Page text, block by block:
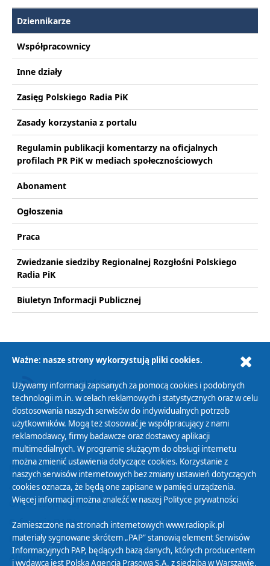
Dziennikarze
Współpracownicy
Inne działy
Zasięg Polskiego Radia PiK
Zasady korzystania z portalu
Regulamin publikacji komentarzy na oficjalnych
profilach PR PiK w mediach społecznościowych
Abonament
Ogłoszenia
Praca
Zwiedzanie siedziby Regionalnej Rozgłośni Polskiego
Radia PiK
Biuletyn Informacji Publicznej
AKTUALNOŚCI RSS
Polityka Prywatności
Zasady korzystania z Serwisu
Organizacje Pożytku Publicznego
Cyfryzacja DAB+
Polityka ochrony danych osobowych
Abonament
Ważne: nasze strony wykorzystują pliki cookies.
Używamy informacji zapisanych za pomocą cookies i podobnych
technologii m.in. w celach reklamowych i statystycznych oraz w celu
dostosowania naszych serwisów do indywidualnych potrzeb
użytkowników. Mogą też stosować je współpracujący z nami
reklamodawcy, firmy badawcze oraz dostawcy aplikacji
multimedialnych. W programie służącym do obsługi internetu
można zmienić ustawienia dotyczące cookies. Korzystanie z
naszych serwisów internetowych bez zmiany ustawień dotyczących
cookies oznacza, że będą one zapisane w pamięci urządzenia.
Więcej informacji można znaleźć w naszej Polityce prywatności
Zamieszczone na stronach internetowych www.radiopik.pl
materiały sygnowane skrótem „PAP” stanowią element Serwisów
Informacyjnych PAP, będących bazą danych, których producentem
i wydawcą jest Polska Agencja Prasowa S.A. z siedzibą w Warszawie.